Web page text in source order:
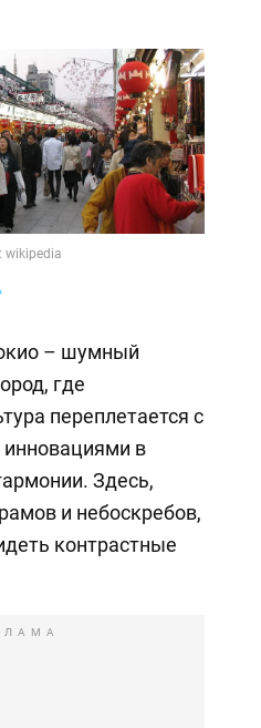
wikipedia
– шумный
где
переплетается с
в
Здесь,
и небоскребов,
контрастные